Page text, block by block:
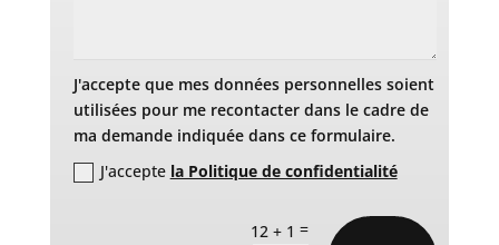
J'accepte que mes données personnelles soient
utilisées pour me recontacter dans le cadre de
ma demande indiquée dans ce formulaire.
J'accepte la Politique de confidentialité
12 + 1 =